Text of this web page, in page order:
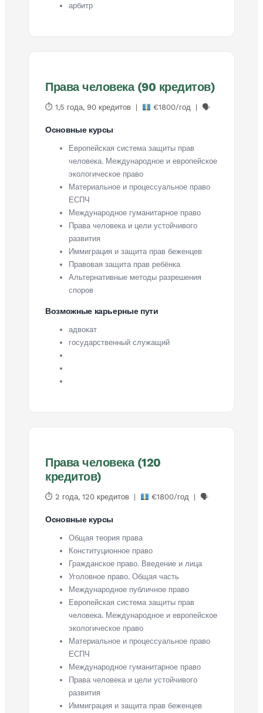
арбитр
Права человека (90 кредитов)
⏱ 1,5 года, 90 кредитов | €1800/год | 🗣
Основные курсы
Европейская система защиты прав
человека. Международное и европейское
экологическое право
Материальное и процессуальное право
ЕСПЧ
Международное гуманитарное право
Права человека и цели устойчивого
развития
Иммиграция и защита прав беженцев
Правовая защита прав ребёнка
Альтернативные методы разрешения
споров
Возможные карьерные пути
адвокат
государственный служащий
Права человека (120
кредитов)
⏱ 2 года, 120 кредитов | €1800/год | 🗣
Основные курсы
Общая теория права
Конституционное право
Гражданское право. Введение и лица
Уголовное право. Общая часть
Международное публичное право
Европейская система защиты прав
человека. Международное и европейское
экологическое право
Материальное и процессуальное право
ЕСПЧ
Международное гуманитарное право
Права человека и цели устойчивого
развития
Иммиграция и защита прав беженцев